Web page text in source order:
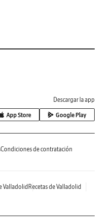
Descargar la app
App Store Google Play
Condiciones de contratación
Valladolid Recetas de Valladolid